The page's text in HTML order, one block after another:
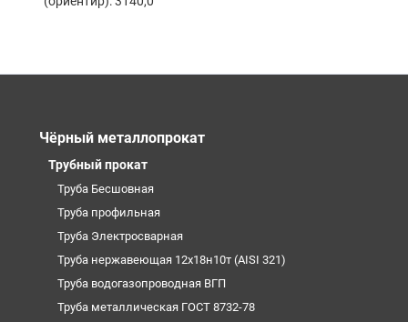
Чёрный металлопрокат
Трубный прокат
Труба Бесшовная
Труба профильная
Труба Электросварная
Труба нержавеющая 12х18н10т (AISI 321)
Труба водогазопроводная ВГП
Труба металлическая ГОСТ 8732-78